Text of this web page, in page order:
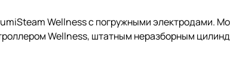
Wellness с погружными электродами.
Wellness, штатным неразборным